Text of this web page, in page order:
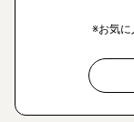
※お気に